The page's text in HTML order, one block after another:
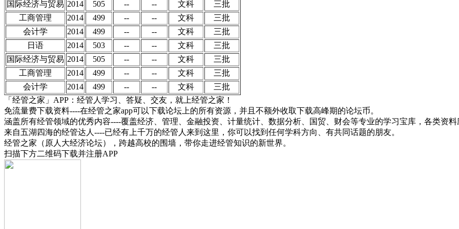
国际经济与贸易 2014 505 -- -- 文科
三批
工商管理
2014 499 -- -- 文科
三批
会计学
2014 499 -- -- 文科
三批
日语
2014 503 -- -- 文科
三批
国际经济与贸易 2014 505 -- -- 文科
三批
工商管理
2014 499 -- -- 文科
三批
会计学
2014 499 -- -- 文科
三批
「经管之家」APP：经管人学习、答疑、交友，就上经管之家！
免流量费下载资料----在经管之家app可以下载论坛上的所有资源，并且不额外收取下载高峰期的论坛币。
涵盖所有经管领域的优秀内容----覆盖经济、管理、金融投资、计量统计、数据分析、国贸、财会等专业的学习宝库，各类资料
来自五湖四海的经管达人----已经有上千万的经管人来到这里，你可以找到任何学科方向、有共同话题的朋友。
经管之家（原人大经济论坛），跨越高校的围墙，带你走进经管知识的新世界。
扫描下方二维码下载并注册APP